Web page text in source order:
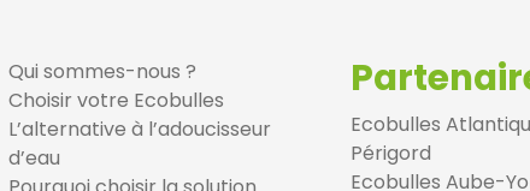
Qui sommes-nous ?
Choisir votre Ecobulles
L’alternative à l’adoucisseur
d’eau
Ecobulles
Périgord
Ecobulles Aube-